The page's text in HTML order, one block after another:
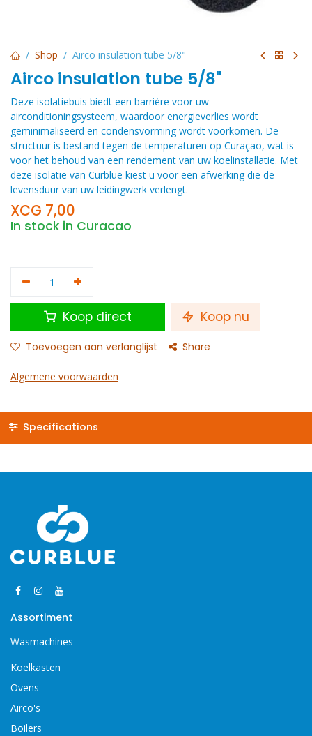
Shop Airco insulation tube 5/8"
Airco insulation tube 5/8"
Deze isolatiebuis biedt een barrière voor uw
airconditioningsysteem, waardoor energieverlies wordt
geminimaliseerd en condensvorming wordt voorkomen. De
structuur is bestand tegen de temperaturen op Curaçao, wat is
voor het behoud van een rendement van uw koelinstallatie. Met
deze isolatie van Curblue kiest u voor een afwerking die de
levensduur van uw leidingwerk verlengt.
XCG 7,00
In stock in Curacao
Koop direct Koop nu
Toevoegen aan verlanglijst Share
Algemene voorwaarden
Specifications
Assortiment
Wasmachines
Koelkasten
Ovens
Airco's
Boilers